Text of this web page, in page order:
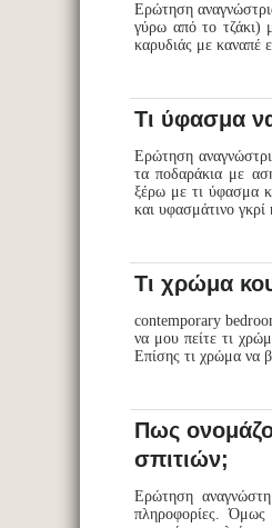
Ερώτηση
γύρω από το τζάκι)
καρυδιάς με καναπέ
Τι ύφασμα
Ερώτηση
τα ποδαράκια με
ξέρω με τι ύφασμα
και υφασμάτινο
Τι χρώμα
contemporary
να μου πείτε τι
Επίσης τι χρώμα να
Πως
σπιτιών;
Ερώτηση
πληροφορίες.